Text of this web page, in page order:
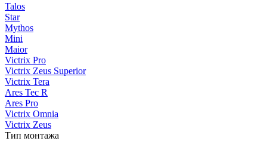
Talos
Star
Mythos
Mini
Maior
Victrix Pro
Victrix Zeus Superior
Victrix Tera
Ares Tec R
Ares Pro
Victrix Omnia
Victrix Zeus
Тип монтажа